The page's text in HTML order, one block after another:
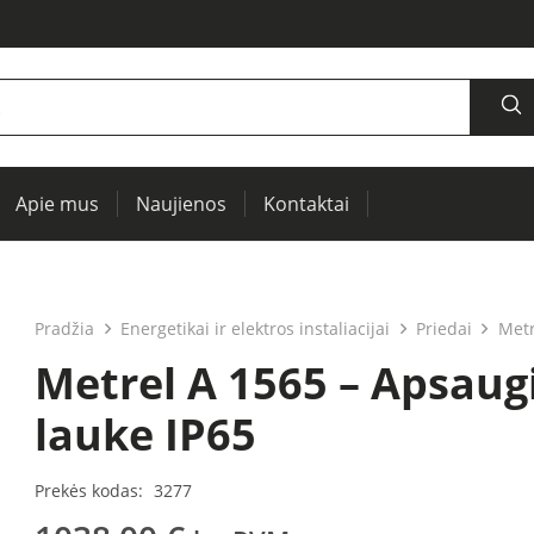
Apie mus Naujienos Kontaktai
Pradžia Energetikai ir elektros instaliacijai Priedai
Metrel A 1565 –
lauke IP65
Prekės kodas: 3277